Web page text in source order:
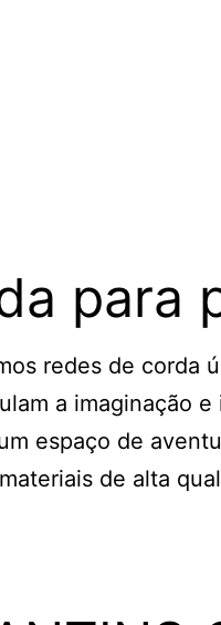
para
redes de
a imaginação
espaço de
de alta